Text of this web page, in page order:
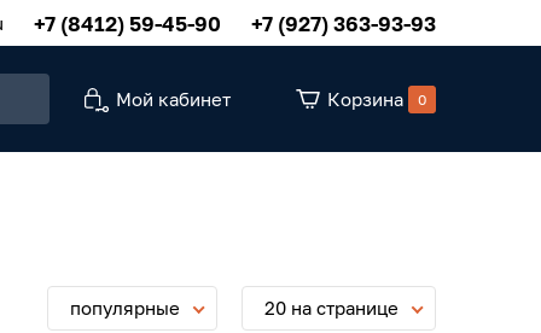
+7 (8412) 59-45-90 +7 (927) 363-93-93
Мой кабинет Корзина 0
популярные 20 на странице